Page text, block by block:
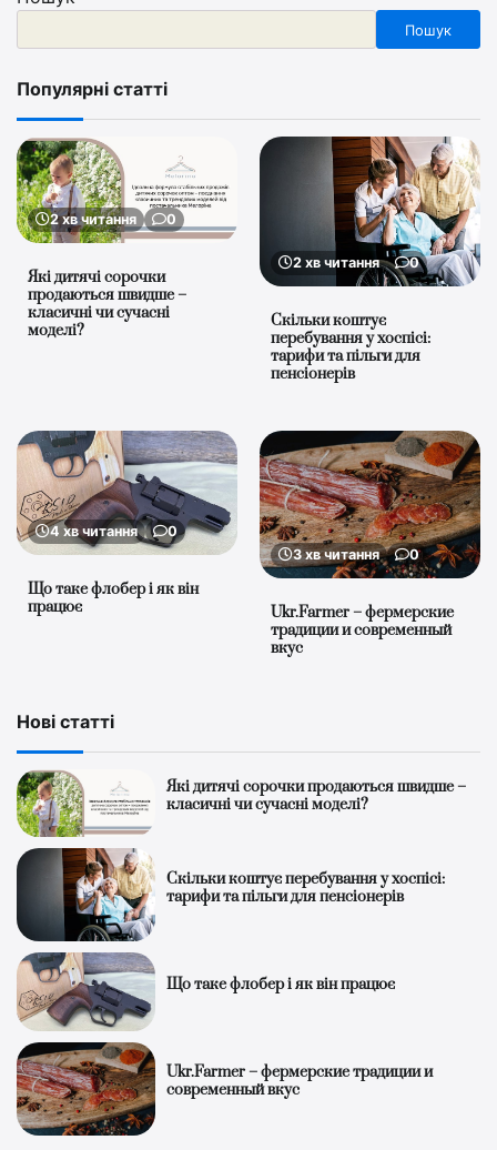
Пошук
Популярні статті
2 хв читання 0
Які дитячі сорочки
продаються швидше –
класичні чи сучасні
моделі?
2 хв читання 0
Скільки коштує
перебування у хоспісі:
тарифи та пільги для
пенсіонерів
4 хв читання 0
Що таке флобер і як він
працює
3 хв читання 0
Ukr.Farmer – фермерские
традиции и современный
вкус
Нові статті
Які дитячі сорочки продаються швидше –
класичні чи сучасні моделі?
Скільки коштує перебування у хоспісі:
тарифи та пільги для пенсіонерів
Що таке флобер і як він працює
Ukr.Farmer – фермерские традиции и
современный вкус